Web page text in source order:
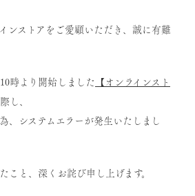
ンストアをご愛顧いただき、誠に有難
時より開始しました 【オンラインスト
し、
、システムエラーが発生いたしまし
こと、深くお詫び申し上げます。